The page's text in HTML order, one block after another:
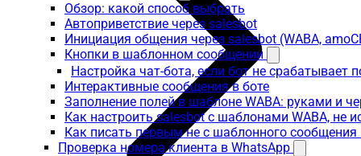
Обзор: какой способ выбрать
Автоприветствие через salesbot
Инициация общения через salesbot (WABA,
Кнопки в шаблонном сообщении
Настройка чат-бота, если бот не срабатывает
Интерактивные сообщения в боте
Заполнение полей в шаблоне WABA: руками и
Как настроить salesbot с шаблонами WABA, не
Как писать первым не с шаблонного сообщения
Проверка номера клиента в WhatsApp